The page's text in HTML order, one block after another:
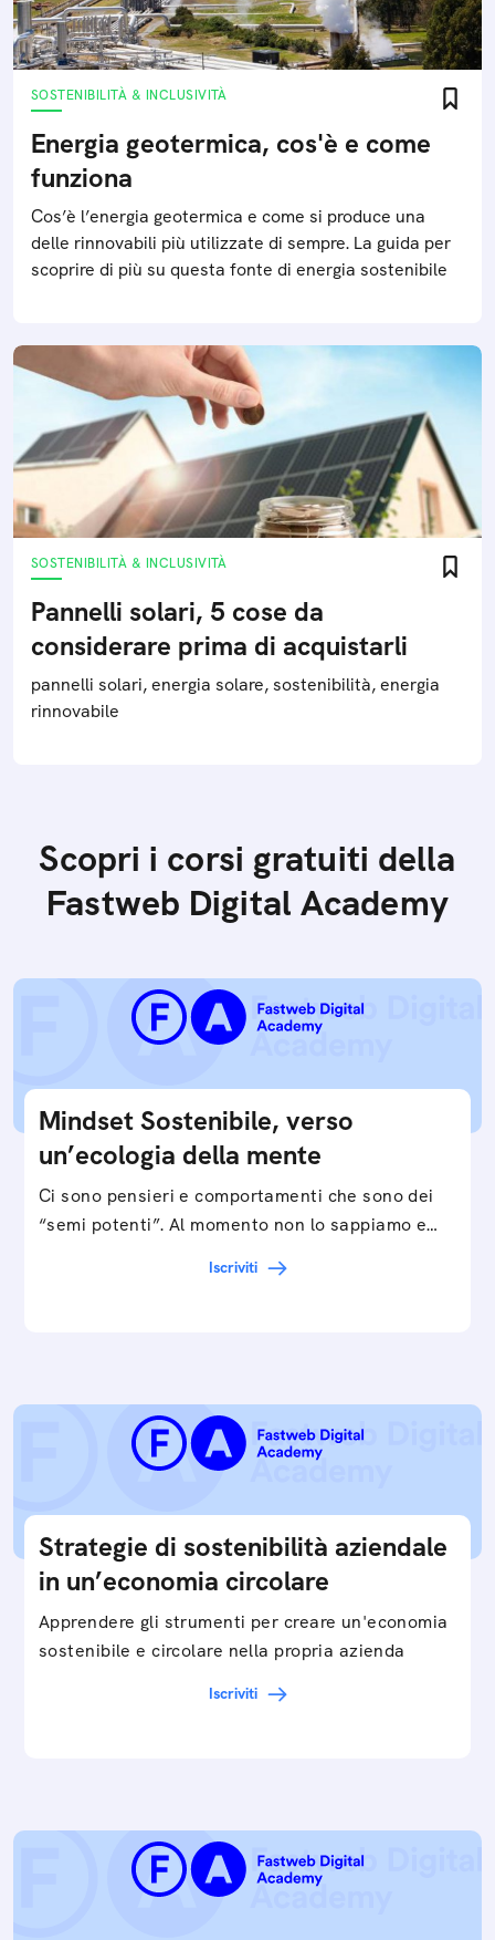
SOSTENIBILITÀ & INCLUSIVITÀ
Energia geotermica, cos'è e come
funziona
Cos’è l’energia geotermica e come si produce una
delle rinnovabili più utilizzate di sempre. La guida per
scoprire di più su questa fonte di energia sostenibile
SOSTENIBILITÀ & INCLUSIVITÀ
Pannelli solari, 5 cose da
considerare prima di acquistarli
pannelli solari, energia solare, sostenibilità, energia
rinnovabile
Scopri i corsi gratuiti della
Fastweb Digital Academy
Mindset Sostenibile, verso
un’ecologia della mente
Ci sono pensieri e comportamenti che sono dei
“semi potenti”. Al momento non lo sappiamo e
Iscriviti
Strategie di sostenibilità aziendale
in un’economia circolare
Apprendere gli strumenti per creare un'economia
sostenibile e circolare nella propria azienda
Iscriviti